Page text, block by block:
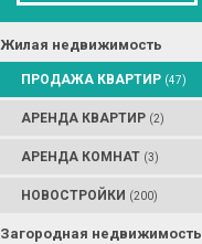
Жилая недвижимость
ПРОДАЖА КВАРТИР (47)
АРЕНДА КВАРТИР (2)
АРЕНДА КОМНАТ (3)
НОВОСТРОЙКИ (200)
Загородная недвижимость